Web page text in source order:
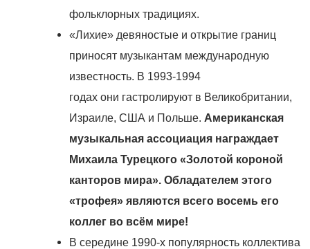
фольклорных традициях.
«Лихие» девяностые и открытие границ
приносят музыкантам международную
известность. В 1993-1994
годах они гастролируют в Великобритании,
Израиле, США и Польше. Американская
музыкальная ассоциация награждает
Михаила Турецкого «Золотой короной
канторов мира». Обладателем этого
«трофея» являются всего восемь его
коллег во всём мире!
В середине 1990-х популярность коллектива